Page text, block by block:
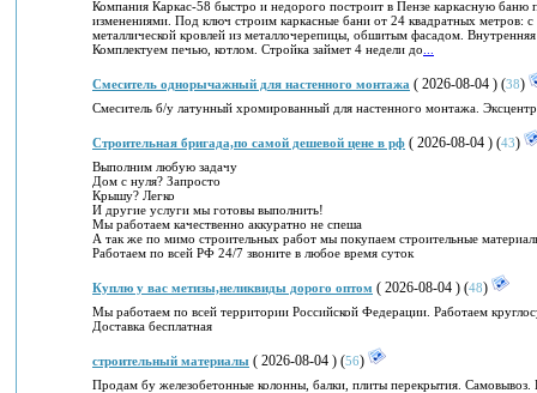
Компания Каркас-58 быстро и недорого построит в Пензе каркасную баню
изменениями. Под ключ строим каркасные бани от 24 квадратных метров:
металлической кровлей из металлочерепицы, обшитым фасадом.
Комплектуем печью, котлом. Стройка займет 4 недели до
Смеситель однорычажный для настенного монтажа ( 2026-08-04 ) (38)
Смеситель б/у латунный хромированный для настенного монтажа.
Строительная бригада,по самой дешевой цене в рф ( 2026-08-04 ) (43)
Выполним любую задачу
Дом с нуля? Запросто
Крышу? Легко
И другие услуги мы готовы выполнить!
Мы работаем качественно аккуратно не спеша
А так же по мимо строительных работ мы покупаем строительные
Работаем по всей РФ 24/7 звоните в любое время суток
Куплю у вас метизы,неликвиды дорого оптом ( 2026-08-04 ) (48)
Мы работаем по всей территории Российской Федерации. Работаем
Доставка бесплатная
строительный материалы ( 2026-08-04 ) (56)
Продам бу железобетонные колонны, балки, плиты перекрытия. Самовывоз.